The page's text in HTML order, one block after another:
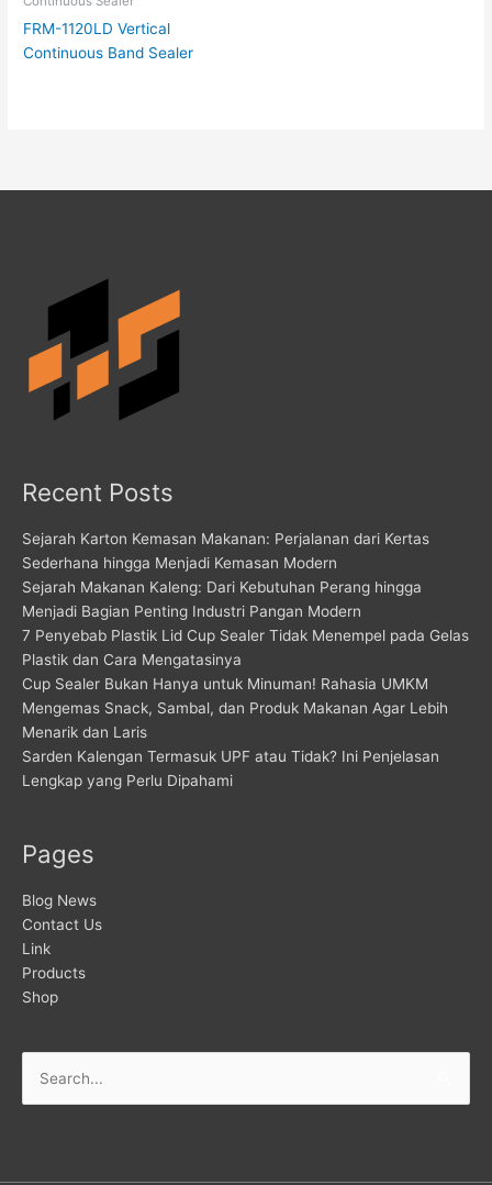
FRM-1120LD Vertical
Continuous Band Sealer
Recent Posts
Sejarah Karton Kemasan Makanan: Perjalanan dari Kertas
Sederhana hingga Menjadi Kemasan Modern
Sejarah Makanan Kaleng: Dari Kebutuhan Perang hingga
Menjadi Bagian Penting Industri Pangan Modern
7 Penyebab Plastik Lid Cup Sealer Tidak Menempel pada Gelas
Plastik dan Cara Mengatasinya
Cup Sealer Bukan Hanya untuk Minuman! Rahasia UMKM
Mengemas Snack, Sambal, dan Produk Makanan Agar Lebih
Menarik dan Laris
Sarden Kalengan Termasuk UPF atau Tidak? Ini Penjelasan
Lengkap yang Perlu Dipahami
Pages
Blog News
Contact Us
Link
Products
Shop